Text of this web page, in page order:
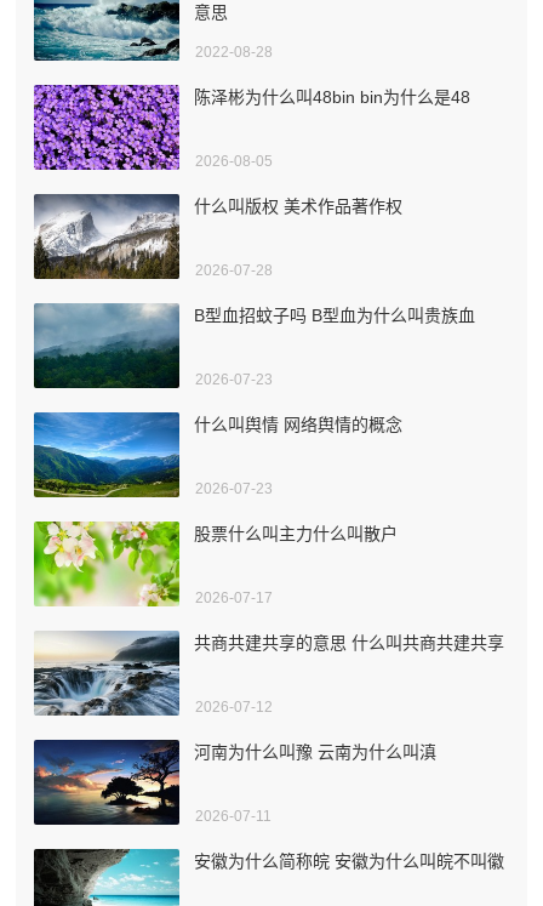
意思
2022-08-28
陈泽彬为什么叫48bin bin为什么是48
2026-08-05
什么叫版权 美术作品著作权
2026-07-28
B型血招蚊子吗 B型血为什么叫贵族血
2026-07-23
什么叫舆情 网络舆情的概念
2026-07-23
股票什么叫主力什么叫散户
2026-07-17
共商共建共享的意思 什么叫共商共建共享
2026-07-12
河南为什么叫豫 云南为什么叫滇
2026-07-11
安徽为什么简称皖 安徽为什么叫皖不叫徽